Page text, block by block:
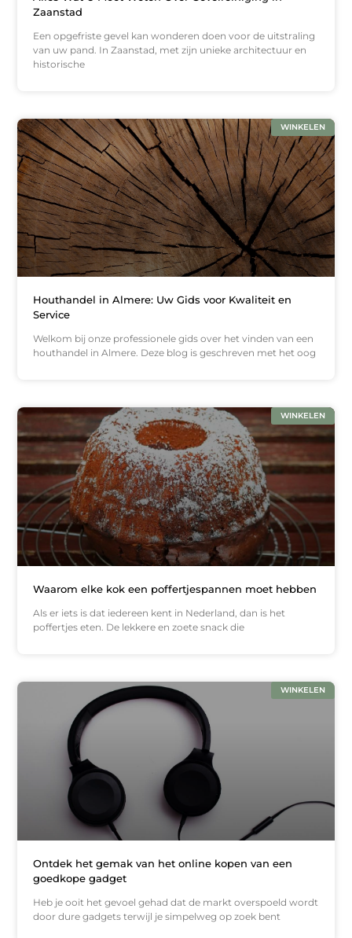
Zaanstad
Een opgefriste gevel kan wonderen doen voor de uitstraling
van uw pand. In Zaanstad, met zijn unieke architectuur en
historische
WINKELEN
Houthandel in Almere: Uw Gids voor Kwaliteit en
Service
Welkom bij onze professionele gids over het vinden van een
houthandel in Almere. Deze blog is geschreven met het oog
WINKELEN
Waarom elke kok een poffertjespannen moet hebben
Als er iets is dat iedereen kent in Nederland, dan is het
poffertjes eten. De lekkere en zoete snack die
WINKELEN
Ontdek het gemak van het online kopen van een
goedkope gadget
Heb je ooit het gevoel gehad dat de markt overspoeld wordt
door dure gadgets terwijl je simpelweg op zoek bent